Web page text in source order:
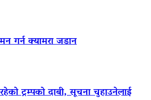
गर्न क्यामरा जडान
ट्रम्पको दाबी, सूचना चुहाउनेलाई